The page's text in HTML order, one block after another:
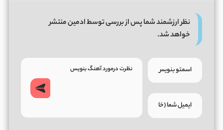
نظر ارزشمند شما پس از بررسی توسط ادمین منتشر
خواهد شد.